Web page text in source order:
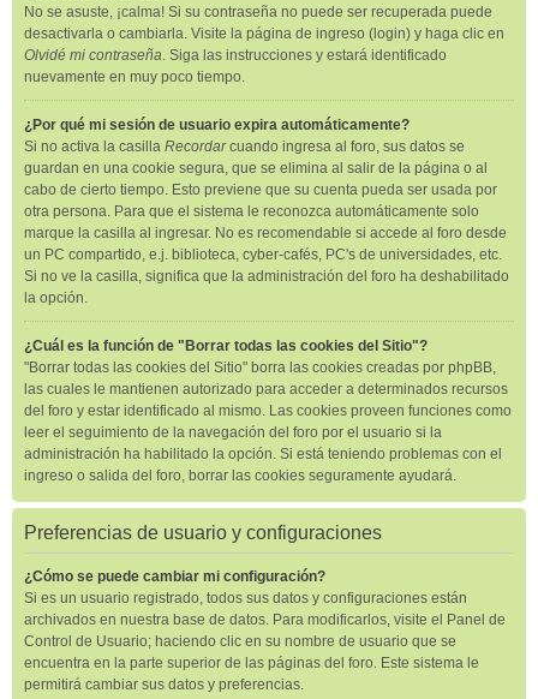
No se asuste, ¡calma! Si su contraseña no puede ser recuperada puede
desactivarla o cambiarla. Visite la página de ingreso (login) y haga clic en
Olvidé mi contraseña. Siga las instrucciones y estará identificado
nuevamente en muy poco tiempo.
¿Por qué mi sesión de usuario expira automáticamente?
Si no activa la casilla Recordarcuando ingresa al foro, sus datos se
guardan en una cookie segura, que se elimina al salir de la página o al
cabo de cierto tiempo. Esto previene que su cuenta pueda ser usada por
otra persona. Para que el sistema le reconozca automáticamente solo
marque la casilla al ingresar. No es recomendable si accede al foro desde
un PC compartido, e.j. biblioteca, cyber-cafés, PC's de universidades, etc.
Si no ve la casilla, significa que la administración del foro ha deshabilitado
la opción.
¿Cuál es la función de "Borrar todas las cookies del Sitio"?
"Borrar todas las cookies del Sitio" borra las cookies creadas por phpBB,
las cuales le mantienen autorizado para acceder a determinados recursos
del foro y estar identificado al mismo. Las cookies proveen funciones como
leer el seguimiento de la navegación del foro por el usuario si la
administración ha habilitado la opción. Si está teniendo problemas con el
ingreso o salida del foro, borrar las cookies seguramente ayudará.
Preferencias de usuario y configuraciones
¿Cómo se puede cambiar mi configuración?
Si es un usuario registrado, todos sus datos y configuraciones están
archivados en nuestra base de datos. Para modificarlos, visite el Panel de
Control de Usuario; haciendo clic en su nombre de usuario que se
encuentra en la parte superior de las páginas del foro. Este sistema le
permitirá cambiar sus datos y preferencias.